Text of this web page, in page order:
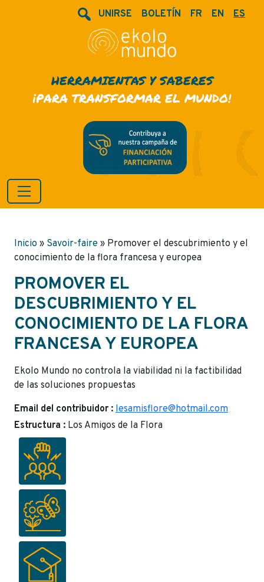
UNIRSE BOLETÍN FR EN ES
HERRAMIENTAS Y SABERES
¡PARA TRANSFORMAR EL MUNDO!
Inicio » Savoir-faire » Promover el descubrimiento y el
conocimiento de la flora francesa y europea
PROMOVER EL
DESCUBRIMIENTO Y EL
CONOCIMIENTO DE LA FLORA
FRANCESA Y EUROPEA
Ekolo Mundo no controla la viabilidad ni la factibilidad
de las soluciones propuestas
Email del contribuidor : lesamisflore@hotmail.com
Estructura : Los Amigos de la Flora